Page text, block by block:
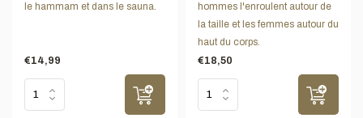
le hammam et dans le sauna.
€14,99
hommes l'enroulent autour de
la taille et les femmes autour du
haut du corps.
€18,50